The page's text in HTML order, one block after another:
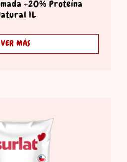
+20% Proteína
1L
VER MÁS